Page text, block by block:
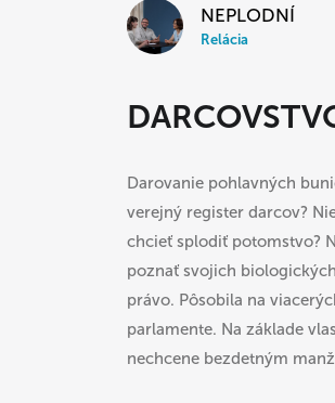
NEPLODNÍ
Relácia
Darovanie pohlavných
verejný register darcov?
chcieť splodiť potomstvo?
poznať svojich
právo. Pôsobila na
parlamente. Na základe
nechcene bezdetným